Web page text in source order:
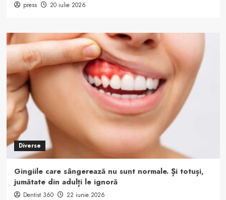
press 20 iulie 2026
Diverse
Gingiile care sângerează nu sunt normale. Și totuși,
jumătate din adulți le ignoră
Dentist 360 22 iunie 2026